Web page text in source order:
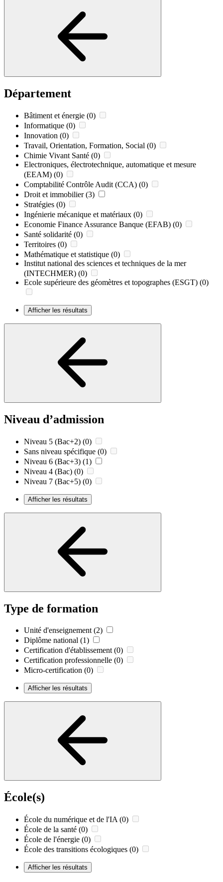
Département
Bâtiment et énergie (0)
Informatique (0)
Innovation (0)
Travail, Orientation, Formation, Social (0)
Chimie Vivant Santé (0)
Electroniques, électrotechnique, automatique et mesure
(EEAM) (0)
Comptabilité Contrôle Audit (CCA) (0)
Droit et immobilier (3)
Stratégies (0)
Ingénierie mécanique et matériaux (0)
Economie Finance Assurance Banque (EFAB) (0)
Santé solidarité (0)
Territoires (0)
Mathématique et statistique (0)
Institut national des sciences et techniques de la mer
(INTECHMER) (0)
Ecole supérieure des géomètres et topographes (ESGT) (0)
Afficher les résultats
Niveau d’admission
Niveau 5 (Bac+2) (0)
Sans niveau spécifique (0)
Niveau 6 (Bac+3) (1)
Niveau 4 (Bac) (0)
Niveau 7 (Bac+5) (0)
Afficher les résultats
Type de formation
Unité d'enseignement (2)
Diplôme national (1)
Certification d'établissement (0)
Certification professionnelle (0)
Micro-certification (0)
Afficher les résultats
École(s)
École du numérique et de l'IA (0)
École de la santé (0)
École de l'énergie (0)
École des transitions écologiques (0)
Afficher les résultats